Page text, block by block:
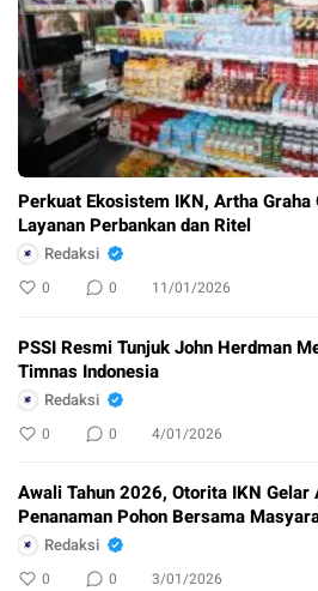
Perkuat Ekosistem IKN, Artha
Layanan Perbankan dan Ritel
Redaksi
0 0 11/01/2026
PSSI Resmi Tunjuk John Herdman
Timnas Indonesia
Redaksi
0 0 4/01/2026
Awali Tahun 2026, Otorita IKN Gelar
Penanaman Pohon Bersama
Redaksi
0 0 3/01/2026